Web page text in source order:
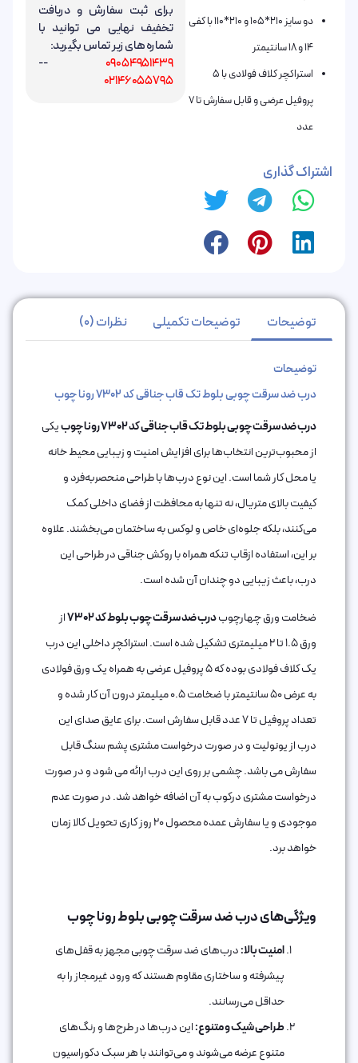
دو سایز 210*105 و 210*110 با کفی
استراکچر کلاف فولادی با 5
پروفیل عرضی و قابل سفارش تا 7
عدد
اشتراک گذاری
برای ثبت سفارش و دریافت
تخفیف نهایی می توانید با
شماره های زیر تماس بگیرید:
09054951439
--
02146055795
توضیحات توضیحات تکمیلی نظرات (0)
توضیحات
درب ضد سرقت چوبی بلوط تک قاب جناقی کد 7302 رونا چوب
درب ضد سرقت چوبی بلوط تک قاب جناقی کد 7302 رونا چوب
یکی
از محبوب‌ترین انتخاب‌ها برای افزایش امنیت و زیبایی محیط خانه
یا محل کار شما است. این نوع درب‌ها با طراحی منحصربه‌فرد و
کیفیت بالای متریال، نه تنها به محافظت از فضای داخلی کمک
می‌کنند، بلکه جلوه‌ای خاص و لوکس به ساختمان می‌بخشند. علاوه
بر این، استفاده ازقاب تنکه همراه با روکش جناقی در طراحی این
درب، باعث زیبایی دو چندان آن شده است.
ضخامت ورق چهارچوبدرب ضد سرقت چوب بلوط کد 7302
از
ورق 1.5 تا 2 میلیمتری تشکیل شده است. استراکچر داخلی این درب
یک کلاف فولادی بوده که 5 پروفیل عرضی به همراه یک ورق فولادی
به عرض 50 سانتیمتر با ضخامت 0.5 میلیمتر درون آن کار شده و
تعداد پروفیل تا 7 عدد قابل سفارش است. برای عایق صدای این
درب از یونولیت و در صورت درخواست مشتری پشم سنگ قابل
سفارش می باشد. چشمی بر روی این درب ارائه می شود و در صورت
درخواست مشتری درکوب به آن اضافه خواهد شد. در صورت عدم
موجودی و یا سفارش عمده محصول 20 روز کاری تحویل کالا زمان
خواهد برد.
ویژگی‌های درب ضد سرقت چوبی بلوط رونا چوب
امنیت بالا:درب‌های ضد سرقت چوبی مجهز به قفل‌های
پیشرفته و ساختاری مقاوم هستند که ورود غیرمجاز را به
حداقل می‌رسانند.
طراحی شیک و متنوع:این درب‌ها در طرح‌ها و رنگ‌های
متنوع عرضه می‌شوند و می‌توانند با هر سبک دکوراسیون